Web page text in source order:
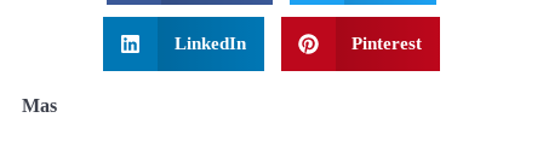
LinkedIn Pinterest
Mas